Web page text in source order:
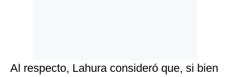
Al respecto, Lahura consideró que, si bien